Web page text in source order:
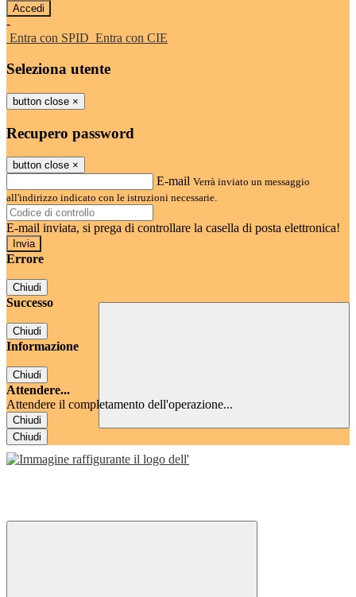
-
Entra con SPID Entra con CIE
Seleziona utente
button close ×
Recupero password
button close ×
E-mail Verrà inviato un messaggio
all'indirizzo indicato con le istruzioni necessarie.
E-mail inviata, si prega di controllare la casella di posta elettronica!
Errore
Chiudi
Successo
Chiudi
Informazione
Chiudi
Attendere...
Attendere il completamento dell'operazione...
Chiudi
Chiudi